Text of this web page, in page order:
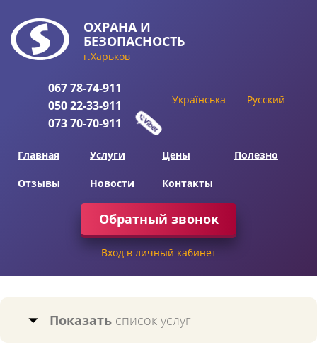
ОХРАНАИ
БЕЗОПАСНОСТЬ
г.Харьков
06778-74-911
05022-33-911
07370-70-911
Українська Русский
Главная Услуги Цены Полезно
Отзывы Новости Контакты
Обратный звонок
Вход в личный кабинет
Показать список услуг